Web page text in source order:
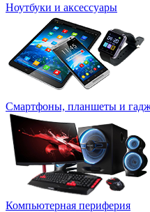
Ноутбуки и аксессуары
Смартфоны, планшеты и
Компьютерная периферия